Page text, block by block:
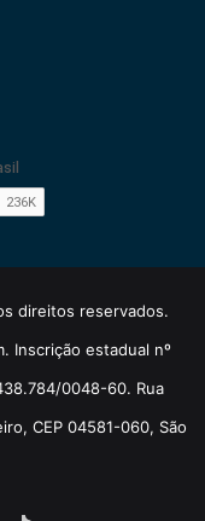
direitos reservados.
Inscrição estadual nº
0048-60. Rua
CEP 04581-060, São